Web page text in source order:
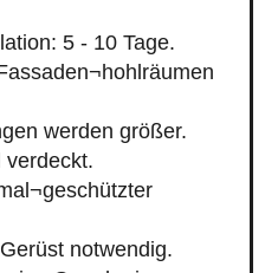
5 - 10 Tage.
werden größer.
verdeckt.
notwendig.